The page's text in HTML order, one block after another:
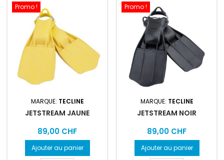
Promo !
MARQUE: TECLINE
JETSTREAM JAUNE
Prix
89,00 CHF
Ajouter au panier
Promo !
MARQUE: TECLINE
JETSTREAM NOIR
Prix
89,00 CHF
Ajouter au panier